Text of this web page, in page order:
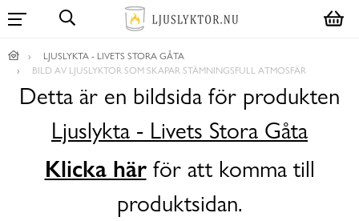
LJUSLYKTA - LIVETS STORA GÅTA
BILD AV LJUSLYKTOR SOM SKAPAR STÄMNINGSFULL ATMOSFÄR
Detta är en bildsida för produkten
Ljuslykta - Livets Stora Gåta
Klicka härför att komma till
produktsidan.